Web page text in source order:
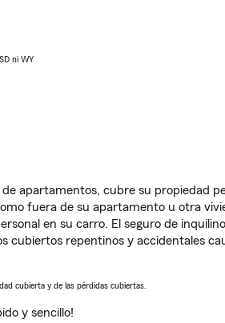
ni WY
apartamentos, cubre su propiedad
fuera de su apartamento u otra
en su carro. El seguro de
cubiertos repentinos y accidentales
cubierta y de las pérdidas cubiertas.
y sencillo!